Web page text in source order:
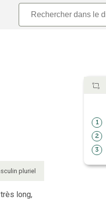
pluriel
long,
1
2
3